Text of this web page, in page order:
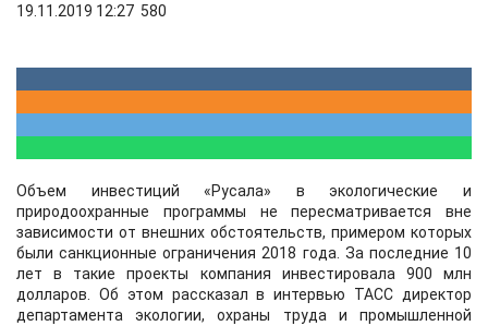
19.11.2019 12:27 580
Объем инвестиций «Русала» в экологические и
природоохранные программы не пересматривается вне
зависимости от внешних обстоятельств, примером которых
были санкционные ограничения 2018 года. За последние 10
лет в такие проекты компания инвестировала 900 млн
долларов. Об этом рассказал в интервью ТАСС директор
департамента экологии, охраны труда и промышленной